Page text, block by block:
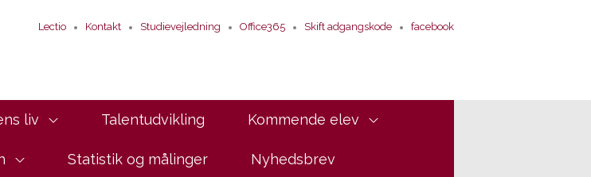
Lectio Kontakt Studievejledning Office365 Skift adgangskode facebook
liv Talentudvikling Kommende elev
Statistik og målinger Nyhedsbrev